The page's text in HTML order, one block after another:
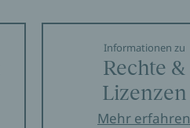
Informationen zu
Rechte &
Lizenzen
Mehr erfahren